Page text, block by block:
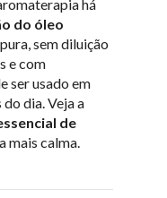
há
do óleo
sem diluição
e com
ser usado em
dia. Veja a
de
mais calma.